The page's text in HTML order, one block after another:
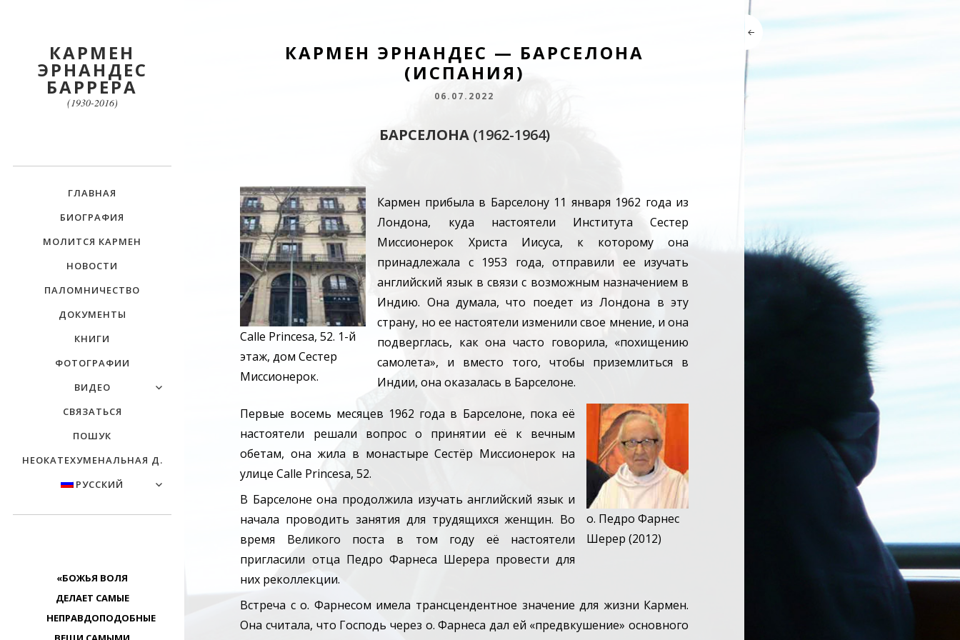
КАРМЕН
ЭРНАНДЕС
БАРРЕРА
(1930-2016)
ГЛАВНАЯ
БИОГРАФИЯ
МОЛИТСЯ КАРМЕН
НОВОСТИ
ПАЛОМНИЧЕСТВО
ДОКУМЕНТЫ
КНИГИ
ФОТОГРАФИИ
ВИДЕО
СВЯЗАТЬСЯ
ПОШУК
НЕОКАТЕХУМЕНАЛЬНАЯ Д.
РУССКИЙ
«БОЖЬЯ ВОЛЯ
ДЕЛАЕТ САМЫЕ
НЕПРАВДОПОДОБНЫЕ
КАРМЕН ЭРНАНДЕС — БАРСЕЛОНА
(ИСПАНИЯ)
06.07.2022
БАРСЕЛОНА(1962-1964)
Calle Princesa, 52. 1-й
этаж, дом Сестер
Миссионерок.
Кармен прибыла в Барселону 11 января 1962 года из
Лондона, куда настоятели Института Сестер
Миссионерок Христа Иисуса, к которому она
принадлежала с 1953 года, отправили ее изучать
английский язык в связи с возможным назначением в
Индию. Она думала, что поедет из Лондона в эту
страну, но ее настоятели изменили свое мнение, и она
подверглась, как она часто говорила, «похищению
самолета», и вместо того, чтобы приземлиться в
Индии, она оказалась в Барселоне.
о. Педро Фарнес
Шерер (2012)
Первые восемь месяцев 1962 года в Барселоне, пока её
настоятели решали вопрос о принятии её к вечным
обетам, она жила в монастыре Сестёр Миссионерок на
улице Calle Princesa, 52.
В Барселоне она продолжила изучать английский язык и
начала проводить занятия для трудящихся женщин. Во
время Великого поста в том году её настоятели
пригласили отца Педро Фарнеса Шерера провести для
них реколлекции.
Встреча с о. Фарнесом имела трансцендентное значение для жизни Кармен.
Она считала, что Господь через о. Фарнеса дал ей «предвкушение» основного